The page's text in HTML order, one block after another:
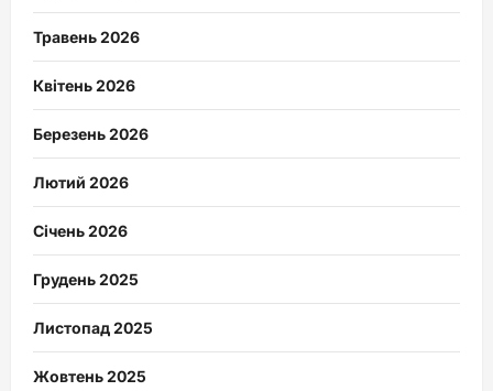
Травень 2026
Квітень 2026
Березень 2026
Лютий 2026
Січень 2026
Грудень 2025
Листопад 2025
Жовтень 2025